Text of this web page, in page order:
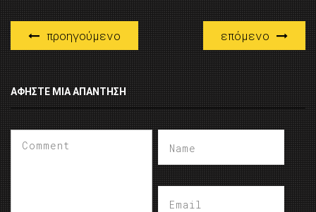
προηγούμενο επόμενο
ΑΦΉΣΤΕ ΜΙΑ ΑΠΆΝΤΗΣΗ